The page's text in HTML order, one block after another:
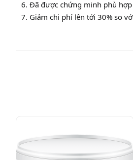
6. Đã được chứng minh phù
7. Giảm chi phí lên tới 30% so